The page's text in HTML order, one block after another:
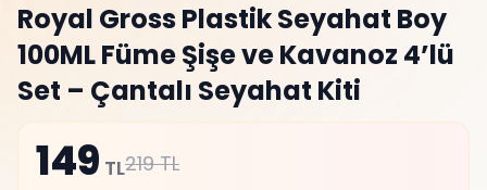
Royal Gross Plastik Seyahat Boy
100ML Füme Şişe ve Kavanoz 4’lü
Set – Çantalı Seyahat Kiti
149 TL219TL